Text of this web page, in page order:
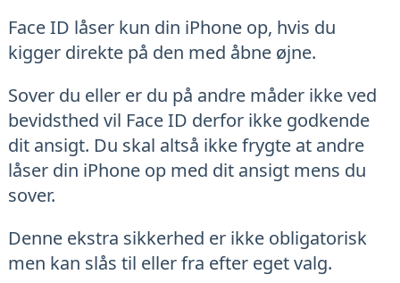
Face ID låser kun din iPhone op, hvis du
kigger direkte på den med åbne øjne.
Sover du eller er du på andre måder ikke ved
bevidsthed vil Face ID derfor ikke godkende
dit ansigt. Du skal altså ikke frygte at andre
låser din iPhone op med dit ansigt mens du
sover.
Denne ekstra sikkerhed er ikke obligatorisk
men kan slås til eller fra efter eget valg.